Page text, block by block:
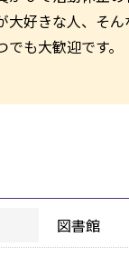
大好きな人、そ
でも大歓迎です。
図書館